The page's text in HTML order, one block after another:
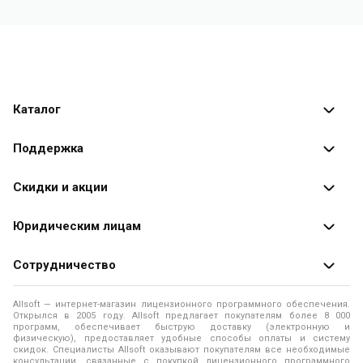
Каталог
Каталог программ
Поддержка
Оплата заказов
Доставка заказа
Помощь
Правила продажи
Политика использования файлов Cookie
Скидки и акции
Специальные
Юридическим лицам
Продажа программ юридическим лицам
О лицензировании программного обеспечения
Программы для компьютера
Контакты
Сотрудничество
О магазине
Адреса и телефоны
Новости
Allsoft — интернет-магазин лицензионного программного обеспечения.
Открылся в 2005 году. Allsoft предлагает покупателям более 8 000
программ, обеспечивает быструю доставку (электронную и
физическую), предоставляет удобные способы оплаты и систему
скидок. Специалисты Allsoft оказывают покупателям все необходимые